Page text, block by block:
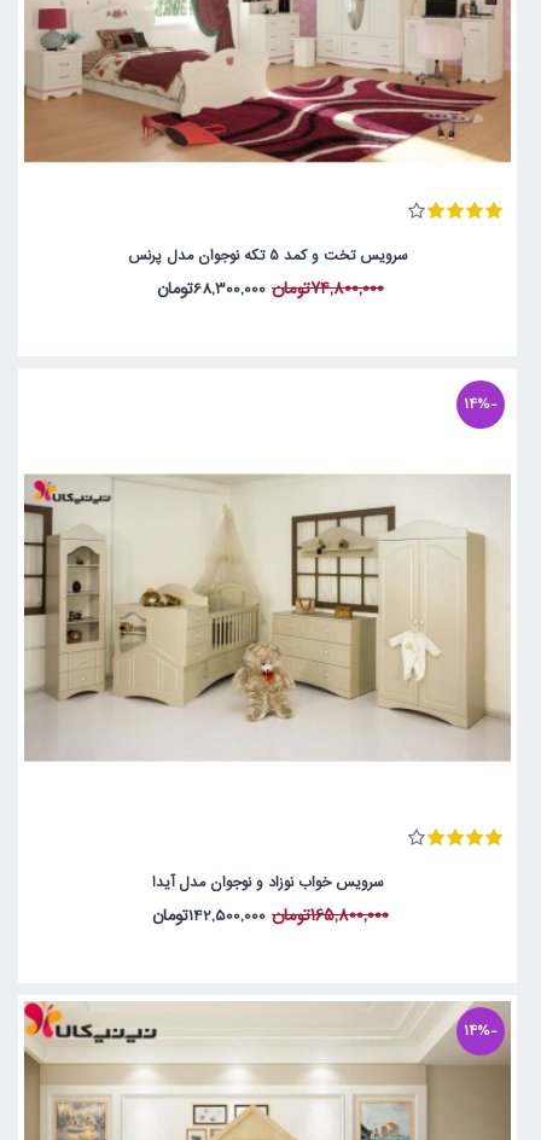
سرویس تخت و کمد 5 تکه نوجوان مدل پرنس
74,800,000تومان 68,300,000تومان
-14%
سرویس خواب نوزاد و نوجوان مدل آیدا
165,800,000تومان 142,500,000تومان
-14%